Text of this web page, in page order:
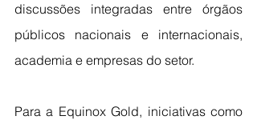
discussões integradas entre órgãos
públicos nacionais e internacionais,
academia e empresas do setor.
Para a Equinox Gold, iniciativas como